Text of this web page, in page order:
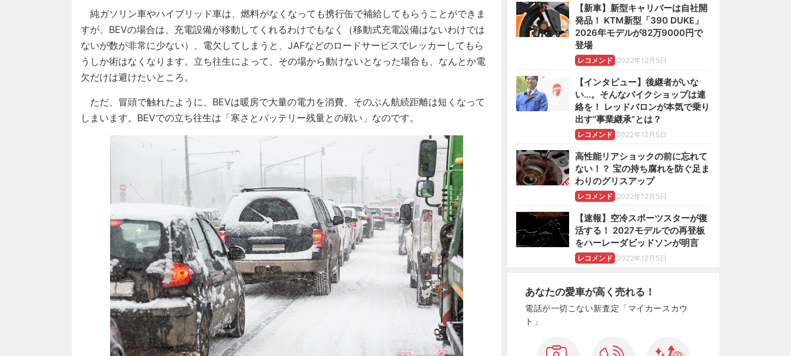
純ガソリン車やハイブリッド車は、燃料がなくなっても携行缶で補給してもらうことができま
すが、BEVの場合は、充電設備が移動してくれるわけでもなく（移動式充電設備はないわけでは
ないが数が非常に少ない）、電欠してしまうと、JAFなどのロードサービスでレッカーしてもら
うしか術はなくなります。立ち往生によって、その場から動けないとなった場合も、なんとか電
欠だけは避けたいところ。
ただ、冒頭で触れたように、BEVは暖房で大量の電力を消費、そのぶん航続距離は短くなって
しまいます。BEVでの立ち往生は「寒さとバッテリー残量との戦い」なのです。
【新車】新型キャリパーは自社開
発品！ KTM新型「390 DUKE」
2026年モデルが82万9000円で
登場
レコメンド 2022年12月5日
【インタビュー】後継者がいな
い…。そんなバイクショップは連
絡を！ レッドバロンが本気で乗り
出す“事業継承”とは？
レコメンド 2022年12月5日
高性能リアショックの前に忘れて
ない！？ 宝の持ち腐れを防ぐ足ま
わりのグリスアップ
レコメンド 2022年12月5日
【速報】空冷スポーツスターが復
活する！ 2027モデルでの再登板
をハーレーダビッドソンが明言
レコメンド 2022年12月5日
あなたの愛車が高く売れる！
電話が一切こない新査定「マイカースカウ
ト」